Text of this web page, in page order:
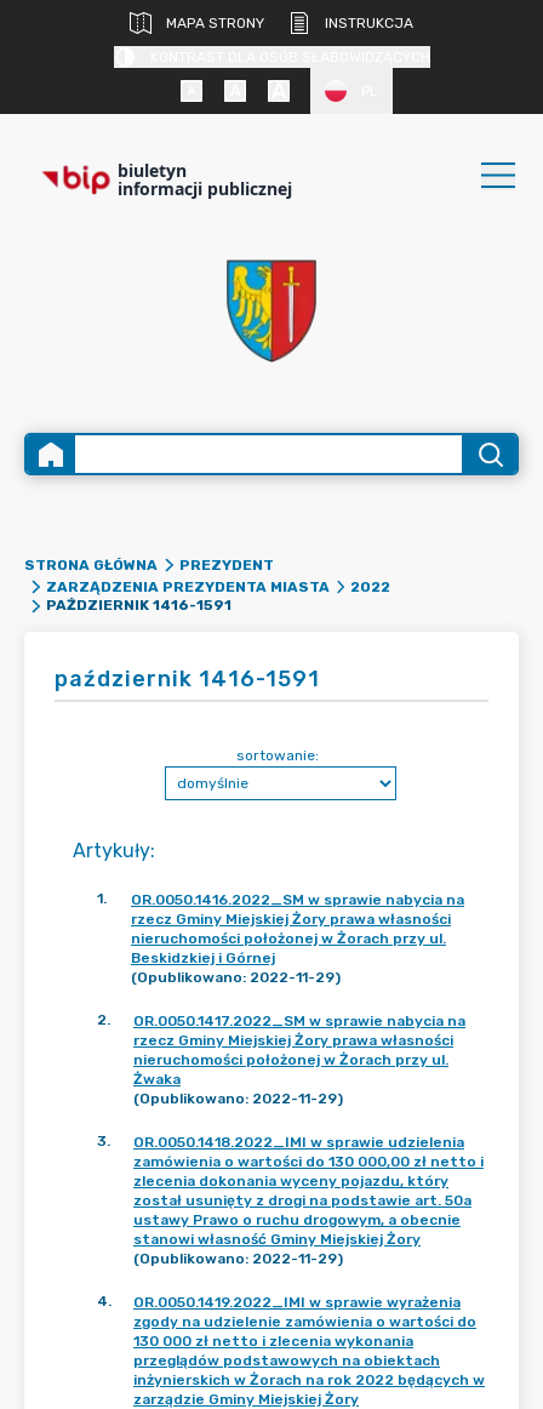
MAPA STRONY
INSTRUKCJA
biuletyn
informacji publicznej
STRONA GŁÓWNA
PREZYDENT
ZARZĄDZENIA PREZYDENTA MIASTA
2022
PAŹDZIERNIK 1416-1591
październik 1416-1591
Artykuły:
sortowanie:
1.
OR.0050.1416.2022_SM w sprawie nabycia na
rzecz Gminy Miejskiej Żory prawa własności
nieruchomości położonej w Żorach przy ul.
Beskidzkiej i Górnej
(Opublikowano: 2022-11-29)
2.
OR.0050.1417.2022_SM w sprawie nabycia na
rzecz Gminy Miejskiej Żory prawa własności
nieruchomości położonej w Żorach przy ul.
Żwaka
(Opublikowano: 2022-11-29)
3.
OR.0050.1418.2022_IMI w sprawie udzielenia
zamówienia o wartości do 130 000,00 zł netto i
zlecenia dokonania wyceny pojazdu, który
został usunięty z drogi na podstawie art. 50a
ustawy Prawo o ruchu drogowym, a obecnie
stanowi własność Gminy Miejskiej Żory
(Opublikowano: 2022-11-29)
4.
OR.0050.1419.2022_IMI w sprawie wyrażenia
zgody na udzielenie zamówienia o wartości do
130 000 zł netto i zlecenia wykonania
przeglądów podstawowych na obiektach
inżynierskich w Żorach na rok 2022 będących w
zarządzie Gminy Miejskiej Żory